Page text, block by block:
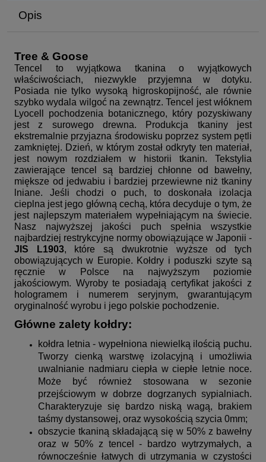
Opis
Tree & Goose
Tencel to wyjątkowa tkanina o wyjątkowych
właściwościach, niezwykle przyjemna w dotyku.
Posiada nie tylko wysoką higroskopijność, ale równie
szybko wydala wilgoć na zewnątrz. Tencel jest włóknem
Lyocell pochodzenia botanicznego, który pozyskiwany
jest z surowego drewna. Produkcja tkaniny jest
ekstremalnie przyjazna środowisku poprzez system pętli
zamkniętej. Dzień, w którym został odkryty ten materiał,
jest nowym rozdziałem w historii tkanin. Tekstylia
zawierające tencel są bardziej chłonne od bawełny,
miększe od jedwabiu i bardziej przewiewne niż tkaniny
lniane. Jeśli chodzi o puch, to doskonała izolacja
cieplna jest jego główną cechą, która decyduje o tym, że
jest najlepszym materiałem wypełniającym na świecie.
Nasz najwyższej jakości puch spełnia wszystkie
najbardziej restrykcyjne normy obowiązujące w Japonii -
JIS L1903, które są dwukrotnie wyższe od tych
obowiązujących w Europie. Kołdry i poduszki szyte są
ręcznie w Polsce na najwyższym poziomie
jakościowym. Wyroby te posiadają certyfikat jakości z
hologramem i numerem seryjnym, gwarantującym
oryginalność wyrobu i jego polskie pochodzenie.
Główne zalety kołdry:
kołdra letnia - wypełniona niewielką ilością puchu.
Tworzy cienką warstwę izolacyjną i umożliwia
uwalnianie nadmiaru ciepła w ciepłe letnie noce.
Może być również stosowana w sezonie
przejściowym w dobrze dogrzanych sypialniach.
Charakteryzuje się bardzo niską wagą, brakiem
taśmy dystansowej, oraz wysokością szycia 0mm;
obszycie tkaniną składającą się w 50% z bawełny
oraz w 50% z tencel - bardzo wytrzymałych, a
równocześnie łatwych di utrzymania w czystości